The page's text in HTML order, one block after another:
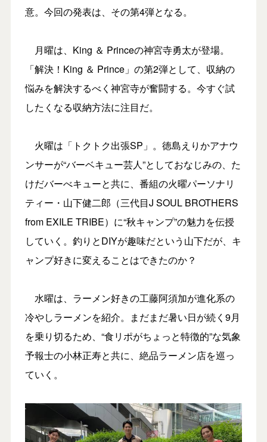
意。今回の発表は、その第4弾となる。
月曜は、King ＆ Princeの神宮寺勇太が登場。
「解決！King ＆ Prince」の第2弾として、収納の
悩みを解決するべく神宮寺が奮闘する。今すぐ試
したくなる収納方法に注目だ。
火曜は「トクトク出張SP」。徳島えりかアナウ
ンサーが“バーベキュー芸人”としておなじみの、た
けだバーべキューと共に、番組の火曜パーソナリ
ティー・山下健二郎（三代目J SOUL BROTHERS
from EXILE TRIBE）に“秋キャンプ”の魅力を伝授
していく。釣りとDIYが趣味だという山下だが、キ
ャンプ好きに変えることはできたのか？
水曜は、ラーメン好きの工藤阿須加が進化系の
冷やしラーメンを紹介。まだまだ暑い日が続く9月
を乗り切るため、“食リポがちょっと特徴的”な気象
予報士の小林正寿と共に、絶品ラーメン店を巡っ
ていく。